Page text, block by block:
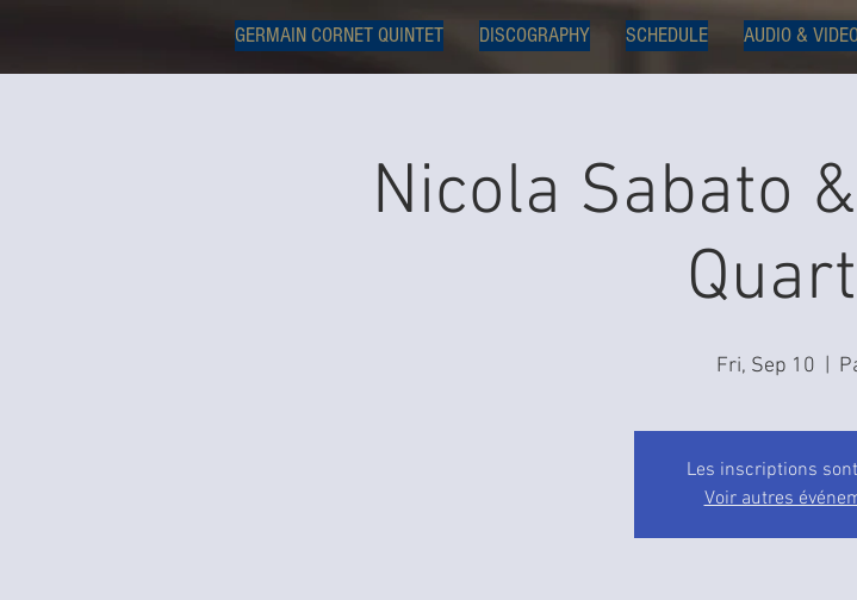
GERMAIN CORNET QUINTET DISCOGRAPHY SCHEDULE AUDIO &
Nicola Sabato
Fri, Sep 10
Les inscriptions
Voir autres